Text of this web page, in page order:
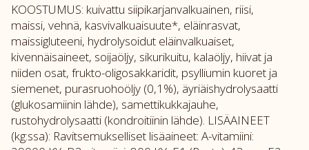
KOOSTUMUS: kuivattu siipikarjanvalkuainen, riisi,
maissi, vehnä, kasvivalkuaisuute*, eläinrasvat,
maissigluteeni, hydrolysoidut eläinvalkuaiset,
kivennäisaineet, soijaöljy, sikurikuitu, kalaöljy, hiivat ja
niiden osat, frukto-oligosakkaridit, psylliumin kuoret ja
siemenet, purasruohoöljy (0,1%), äyriäishydrolysaatti
(glukosamiinin lähde), samettikukkajauhe,
rustohydrolysaatti (kondroitiinin lähde). LISÄAINEET
(kg:ssa): Ravitsemukselliset lisäaineet: A-vitamiini: